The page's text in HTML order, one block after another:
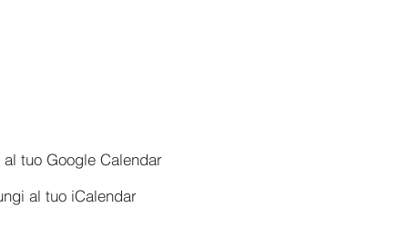
tuo Google Calendar
al tuo iCalendar